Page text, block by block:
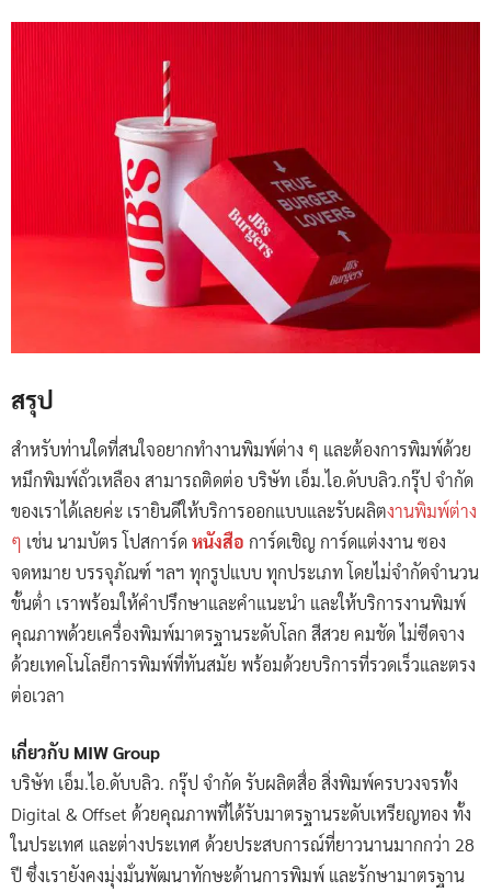
สรุป
สำหรับท่านใดที่สนใจอยากทำงานพิมพ์ต่าง ๆ และต้องการพิมพ์ด้วย
หมึกพิมพ์ถั่วเหลือง สามารถติดต่อ บริษัท เอ็ม.ไอ.ดับบลิว.กรุ๊ป จำกัด
ของเราได้เลยค่ะ เรายินดีให้บริการออกแบบและรับผลิตงานพิมพ์ต่าง
ๆ เช่น นามบัตร โปสการ์ดหนังสือ การ์ดเชิญ การ์ดแต่งงาน ซอง
จดหมาย บรรจุภัณฑ์ ฯลฯ ทุกรูปแบบ ทุกประเภท โดยไม่จำกัดจำนวน
ขั้นต่ำ เราพร้อมให้คำปรึกษาและคำแนะนำ และให้บริการงานพิมพ์
คุณภาพด้วยเครื่องพิมพ์มาตรฐานระดับโลก สีสวย คมชัด ไม่ซีดจาง
ด้วยเทคโนโลยีการพิมพ์ที่ทันสมัย พร้อมด้วยบริการที่รวดเร็วและตรง
ต่อเวลา
เกี่ยวกับ MIW Group
บริษัท เอ็ม.ไอ.ดับบลิว. กรุ๊ป จำกัด รับผลิตสื่อ สิ่งพิมพ์ครบวงจรทั้ง
Digital & Offset ด้วยคุณภาพที่ได้รับมาตรฐานระดับเหรียญทอง ทั้ง
ในประเทศ และต่างประเทศ ด้วยประสบการณ์ที่ยาวนานมากกว่า 28
ปี ซึ่งเรายังคงมุ่งมั่นพัฒนาทักษะด้านการพิมพ์ และรักษามาตรฐาน